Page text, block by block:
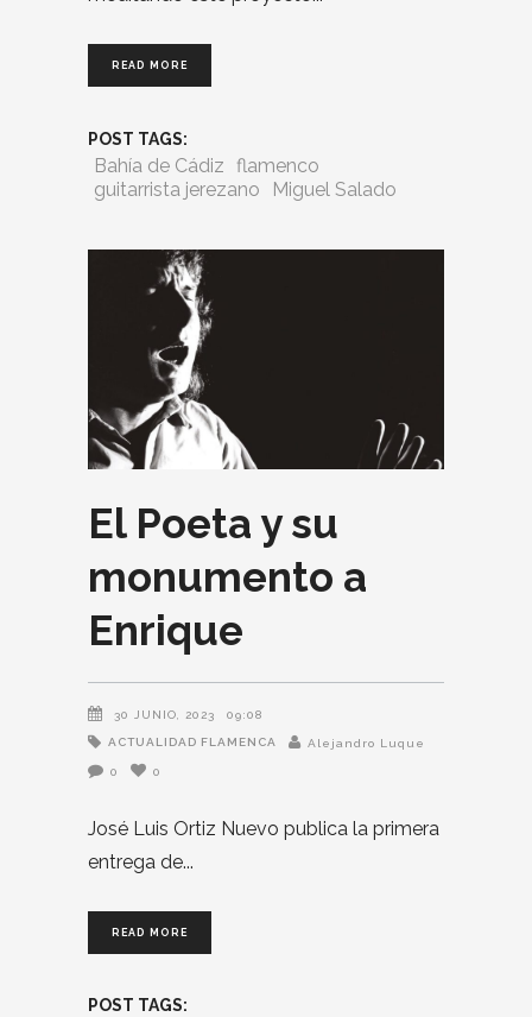
READ MORE
POST TAGS:
Bahía de Cádiz flamenco
guitarrista jerezano
Miguel Salado
El Poeta y su
monumento a
Enrique
30 JUNIO, 2023 09:08
ACTUALIDAD FLAMENCA Alejandro Luque
0 0
José Luis Ortiz Nuevo publica la primera
entrega de
READ MORE
POST TAGS: